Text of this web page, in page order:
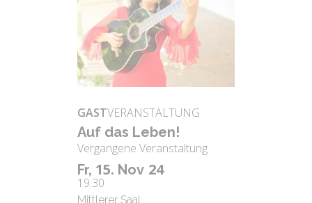
Fr, 15. Nov 24
19:30
Mittlerer Saal
GASTVERANSTALTUNG
Auf das Leben!
Vergangene Veranstaltung